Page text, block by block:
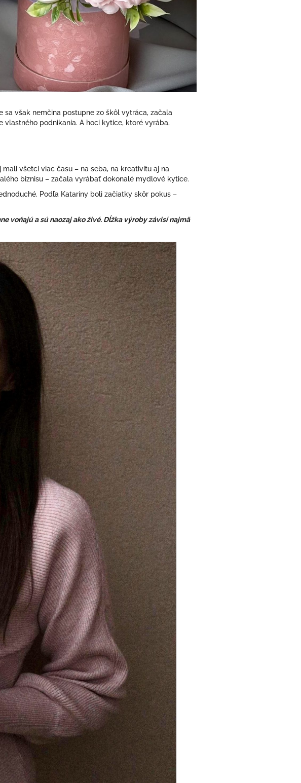
však nemčina postupne zo škôl vytráca, začala
podnikania. A hoci kytice, ktoré vyrába,
všetci viac času – na seba, na kreativitu aj na
biznisu – začala vyrábať dokonalé mydlové kytice.
Podľa Kataríny boli začiatky skôr pokus –
voňajú a sú naozaj ako živé. Dĺžka výroby závisí najmä